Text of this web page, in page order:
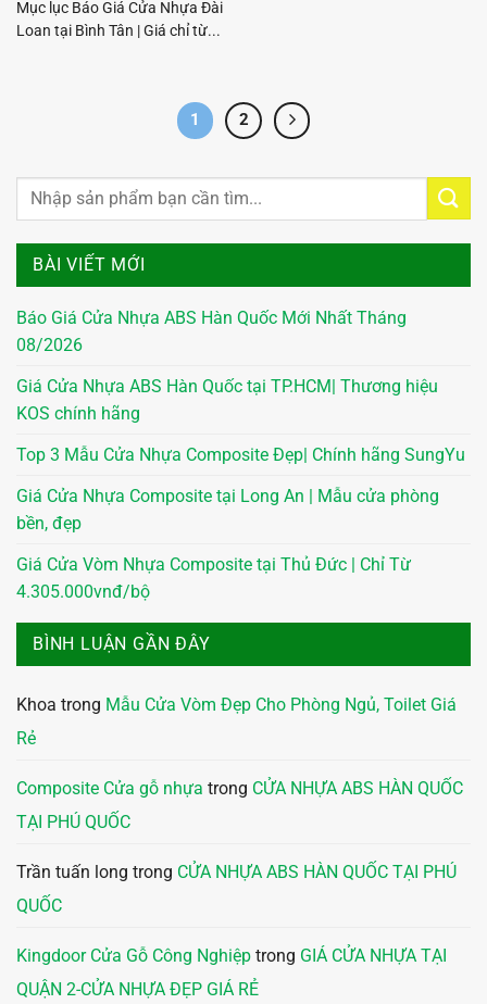
BÀI VIẾT MỚI
Báo Giá Cửa Nhựa ABS Hàn Quốc Mới Nhất Tháng
08/2026
Giá Cửa Nhựa ABS Hàn Quốc tại TP.HCM| Thương hiệu
KOS chính hãng
Top 3 Mẫu Cửa Nhựa Composite Đẹp| Chính hãng SungYu
Giá Cửa Nhựa Composite tại Long An | Mẫu cửa phòng
bền, đẹp
Giá Cửa Vòm Nhựa Composite tại Thủ Đức | Chỉ Từ
4.305.000vnđ/bộ
BÌNH LUẬN GẦN ĐÂY
Khoa trong Mẫu Cửa Vòm Đẹp Cho Phòng Ngủ, Toilet Giá
Rẻ
Composite Cửa gỗ nhựa trong CỬA NHỰA ABS HÀN QUỐC
TẠI PHÚ QUỐC
Trần tuấn long trong CỬA NHỰA ABS HÀN QUỐC TẠI PHÚ
QUỐC
Kingdoor Cửa Gỗ Công Nghiệp trong GIÁ CỬA NHỰA TẠI
QUẬN 2-CỬA NHỰA ĐẸP GIÁ RẺ
Mục lục Báo Giá Cửa Nhựa Đài
Loan tại Bình Tân | Giá chỉ từ...
1 2